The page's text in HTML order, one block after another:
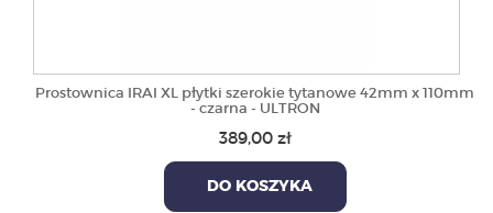
Prostownica IRAI XL płytki szerokie tytanowe 42mm x 110mm
- czarna - ULTRON
389,00 zł
DO KOSZYKA